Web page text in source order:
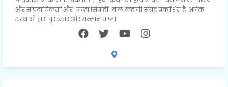
और सांप्रदायिकता' और "नन्हा सिपाही" बाल कहानी संग्रह प्रकाशित है। अनेक
संस्थाओं द्वारा पुरस्कार और सम्मान प्राप्त।